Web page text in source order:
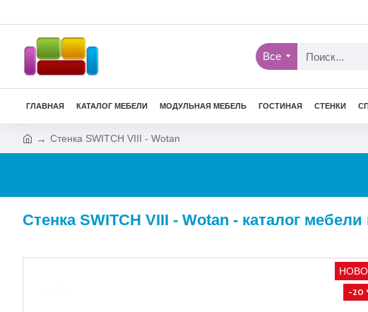
Все
ГЛАВНАЯ КАТАЛОГ МЕБЕЛИ МОДУЛЬНАЯ МЕБЕЛЬ ГОСТИНАЯ СТЕНКИ
Стенка SWITCH VIII - Wotan
Стенка SWITCH VIII - Wotan - каталог
-20